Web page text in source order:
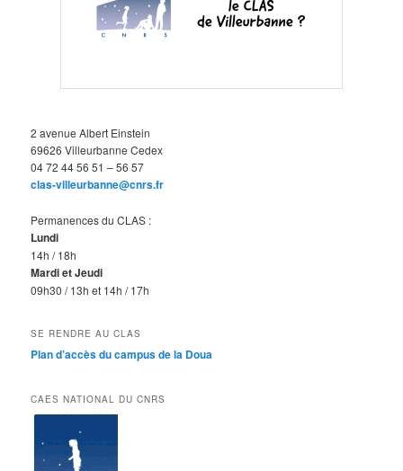
2 avenue Albert Einstein
69626 Villeurbanne Cedex
04 72 44 56 51 – 56 57
clas-villeurbanne@cnrs.fr
Permanences du CLAS :
Lundi
14h / 18h
Mardi et Jeudi
09h30 / 13h et 14h / 17h
SE RENDRE AU CLAS
Plan d’accès du campus de la Doua
CAES NATIONAL DU CNRS